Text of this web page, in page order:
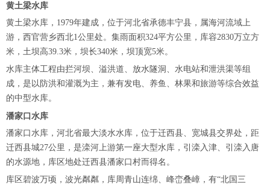
黄土梁水库
黄土梁水库，1979年建成，位于河北省承德丰宁县，属海河流域上
游，西官营乡西北1公里处。集雨面积324平方公里，库容2830万立方
米，土坝高39.3米，坝长340米，坝顶宽5米。
水库主体工程由拦河坝、溢洪道、放水隧洞、水电站和泄洪渠等组
成，是以防洪和灌溉为主，兼有发电、养鱼、林果和旅游等综合效益
的中型水库。
潘家口水库
潘家口水库，河北省最大淡水水库，位于迁西县、宽城县交界处，距
迁西县城27公里，是滦河上游第一座大型水库，引滦入津、引滦入唐
的水源地，库区地处迁西县潘家口村而得名。
库区碧波万顷，波光粼粼，库周青山连绵、峰峦叠嶂，有“北国三